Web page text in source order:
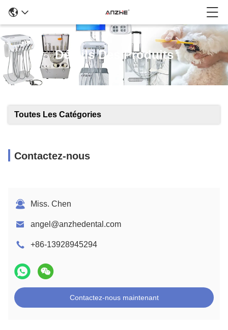
Détails Des Produits
Toutes Les Catégories
Contactez-nous
Miss. Chen
angel@anzhedental.com
+86-13928945294
Contactez-nous maintenant